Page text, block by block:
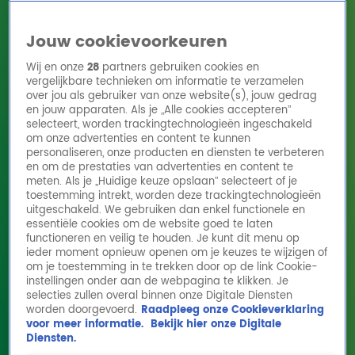
HomeActiesRadioshows DJ'sRadio 10 zendersHitlijsten
Radio luisteren
Volg Radio 10
Zoeken
HomeOnline Radio LuisterenActiesShowsAlle zenders
De titanenstrijd tussen Lex Gaarthuis en
Fatima Moreira de Melo en Rafael van der
Vaart
Jouw cookievoorkeuren
Wij en onze28 partners gebruiken cookies en
vergelijkbare technieken om informatie te verzamelen
over jou als gebruiker van onze website(s), jouw gedrag
en jouw apparaten. Als je „Alle cookies accepteren”
selecteert, worden trackingtechnologieën ingeschakeld
om onze advertenties en content te kunnen
personaliseren, onze producten en diensten te verbeteren
en om de prestaties van advertenties en content te
meten. Als je „Huidige keuze opslaan” selecteert of je
toestemming intrekt, worden deze trackingtechnologieën
uitgeschakeld. We gebruiken dan enkel functionele en
essentiële cookies om de website goed te laten
functioneren en veilig te houden. Je kunt dit menu op
ieder moment opnieuw openen om je keuzes te wijzigen of
om je toestemming in te trekken door op de link Cookie-
instellingen onder aan de webpagina te klikken. Je
selecties zullen overal binnen onze Digitale Diensten
worden doorgevoerd. Raadpleeg onze Cookieverklaring
voor meer informatie. Bekijk hier onze Digitale
Diensten.